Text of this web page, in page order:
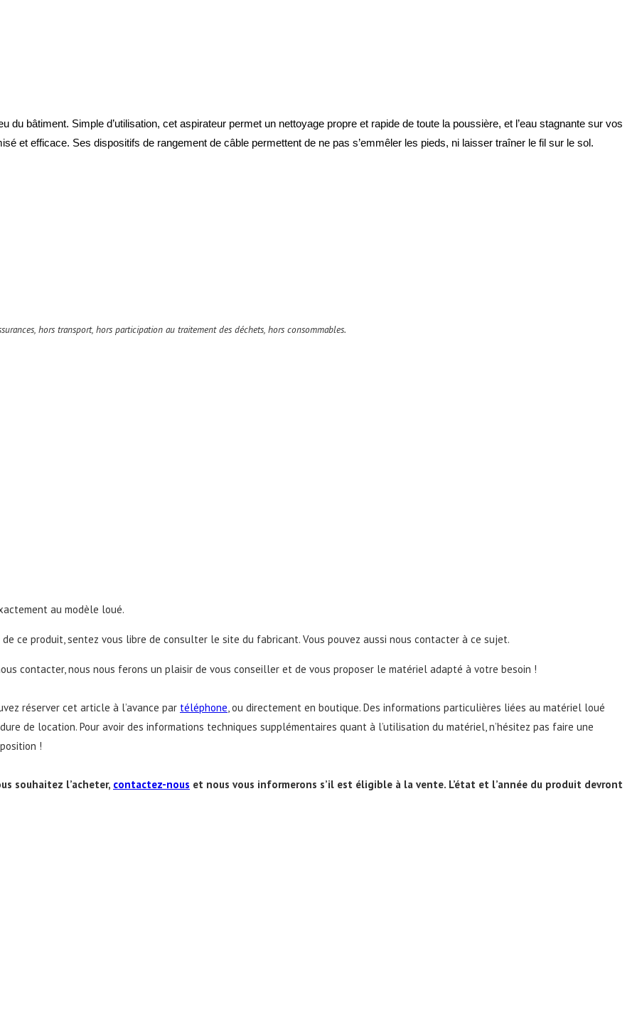
du bâtiment. Simple d’utilisation, cet aspirateur permet un nettoyage propre et rapide de toute la poussière, et l’eau stagnante sur vos
et efficace. Ses dispositifs de rangement de câble permettent de ne pas s’emmêler les pieds, ni laisser traîner le fil sur le sol.
hors transport, hors participation au traitement des déchets, hors consommables.
au modèle loué.
ce produit, sentez vous libre de consulter le site du fabricant. Vous pouvez aussi nous contacter à ce sujet.
contacter, nous nous ferons un plaisir de vous conseiller et de vous proposer le matériel adapté à votre besoin !
réserver cet article à l’avance par téléphone, ou directement en boutique. Des informations particulières liées au matériel loué
de location. Pour avoir des informations techniques supplémentaires quant à l’utilisation du matériel, n’hésitez pas faire une
!
souhaitez l’acheter, contactez-nous et nous vous informerons s’il est éligible à la vente. L’état et l’année du produit devront